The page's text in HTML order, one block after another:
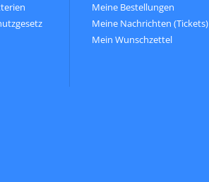
Meine Bestellungen
Meine Nachrichten (Tickets)
Mein Wunschzettel